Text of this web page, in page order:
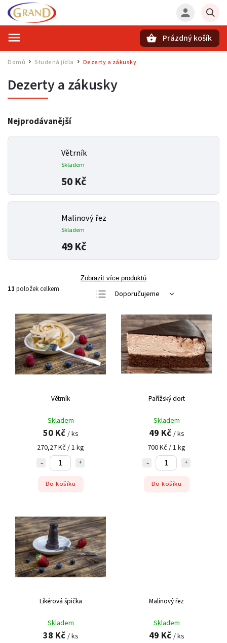
Prázdný košík
Domů / Studená jídla Dezerty a zákusky
Dezerty a zákusky
Nejprodávanější
Větrník
Skladem
50 Kč
Malinový řez
Skladem
49 Kč
Zobrazit více produktů
Doporučujeme
Nejdražší
Nejprodávanější
Abecedně
11 položek celkem
Větrník
Skladem
50 Kč / ks
270,27 Kč / 1 kg
Do košíku
Pařížský dort
Skladem
49 Kč / ks
700 Kč / 1 kg
Do košíku
Likérová špička
Skladem
38 Kč / ks
Malinový řez
Skladem
49 Kč / ks